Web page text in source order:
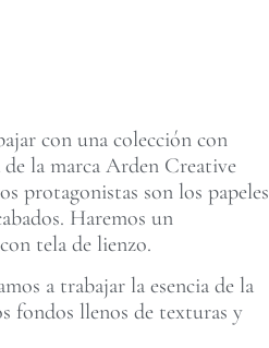
con una colección con
la marca Arden Creative
protagonistas son los papeles
Haremos un
tela de lienzo.
a trabajar la esencia de la
fondos llenos de texturas y